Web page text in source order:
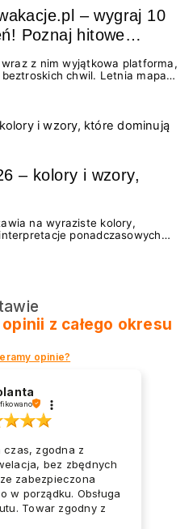
– wygraj 10
Poznaj hitowe
z nim wyjątkowa platforma,
chwil. Letnia mapa
wyjazdów, przez
i kolekcjonowanie
coś absolutnie
oraz dawkę
– kolory i wzory,
na wyraziste kolory,
ponadczasowych
inspirowanych wakacjami, jak
manicure!
opinii z całego okresu
opinie?
czas, zgodna z
bez zbędnych
zabezpieczona
w porządku. Obsługa
Towar zgodny z